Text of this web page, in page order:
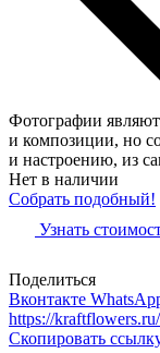
Фотографии
и композиции, но
и настроению, из
Нет в наличии
Собрать подобный!
Узнать
Поделиться
Вконтакте
https://
Скопировать